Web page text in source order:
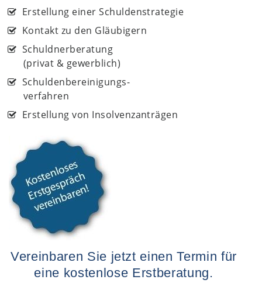
Erstellung einer Schuldenstrategie
Kontakt zu den Gläubigern
Schuldnerberatung
(privat & gewerblich)
Schuldenbereinigungs-
verfahren
Erstellung von Insolvenzanträgen
Vereinbaren Sie jetzt einen Termin für
eine kostenlose Erstberatung.